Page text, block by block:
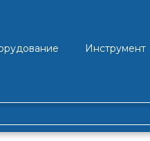
Инструмент